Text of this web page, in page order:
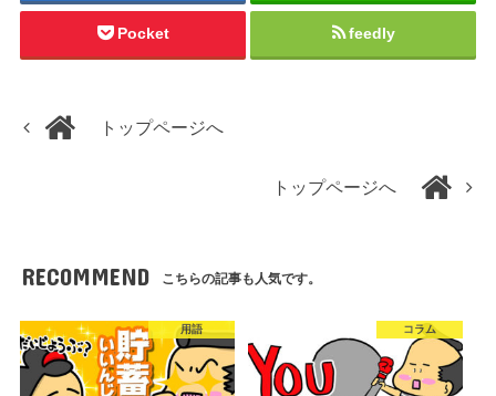
Pocket feedly
トップページへ
トップページへ
RECOMMEND こちらの記事も人気です。
用語 コラム